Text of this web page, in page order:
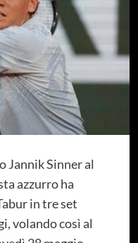
Jannik Sinner al
azzurro ha
in tre set
volando così al